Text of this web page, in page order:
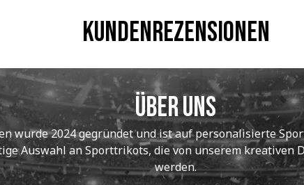
Kundenrezensionen
Über uns
wurde 2024 gegründet und ist auf personalisierte
Auswahl an Sporttrikots, die von unserem kreativen
werden.